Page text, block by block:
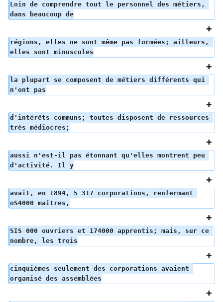
Loin de comprendre tout le personnel des métiers,
dans beaucoup de
régions, elles ne sont même pas formées; ailleurs,
elles sont minuscules
la plupart se composent de métiers différents qui
n'ont pas
d'intérêts communs; toutes disposent de ressources
très médiocres;
aussi n'est-il pas étonnant qu'elles montrent peu
d'activité. Il y
avait, en 1894, 5 317 corporations, renfermant
oS4000 maîtres,
SIS 000 ouvriers et 174000 apprentis; mais, sur ce
nombre, les trois
cinquièmes seulement des corporations avaient
organisé des assemblées